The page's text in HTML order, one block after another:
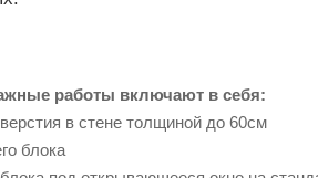
работы включают в себя:
в стене толщиной до 60см
блока